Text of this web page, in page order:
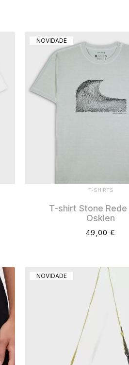
NOVIDADE
T-SHIRTS
T-shirt Stone Rede
Osklen
49,00 €
NOVIDADE